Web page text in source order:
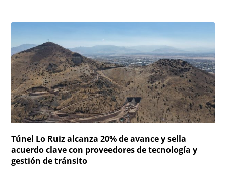
Túnel Lo Ruiz alcanza 20% de avance y sella
acuerdo clave con proveedores de tecnología y
gestión de tránsito